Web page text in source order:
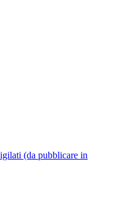
(da pubblicare in